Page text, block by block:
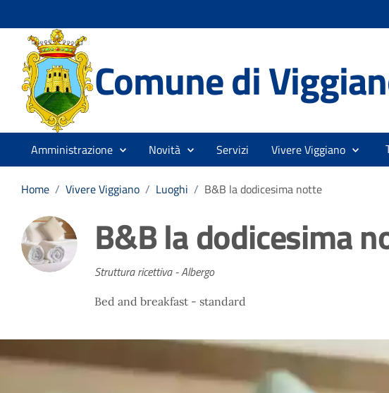
Comune di
Amministrazione Novità Servizi Vivere Viggiano
Home / Vivere Viggiano / Luoghi / B&B la dodicesima notte
B&B la dodicesima
Struttura ricettiva - Albergo
Bed and breakfast - standard